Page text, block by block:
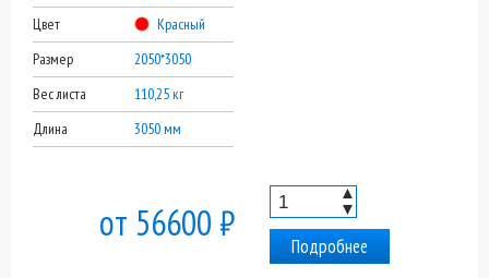
Цвет
Красный
Размер
2050*3050
Вес листа
110,25 кг
Длина
3050 мм
от 56600 ₽
▲
▼
Подробнее